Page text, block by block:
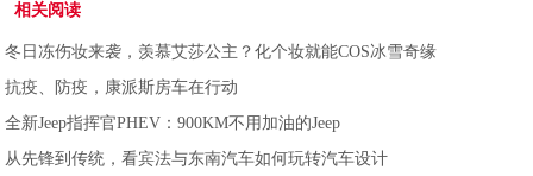
相关阅读
冬日冻伤妆来袭，羡慕艾莎公主？化个妆就能COS冰雪奇缘
抗疫、防疫，康派斯房车在行动
全新Jeep指挥官PHEV：900KM不用加油的Jeep
从先锋到传统，看宾法与东南汽车如何玩转汽车设计